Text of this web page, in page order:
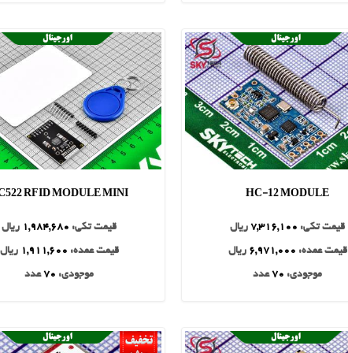
HC-12 MODULE
قیمت تکی: 7,316,100 ریال
قیمت عمده: 6,971,000 ریال
موجودی: 70عدد
RFID MODULE MINI
قیمت تکی: 1,984,680 ریال
قیمت عمده: 1,911,600 ریال
موجودی: 70عدد